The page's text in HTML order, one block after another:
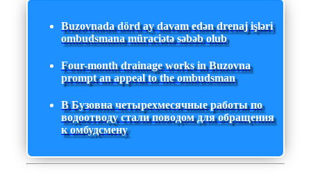
Buzovnada dörd ay davam edən drenaj işləri
ombudsmana müraciətə səbəb olub
Four-month drainage works in Buzovna
prompt an appeal to the ombudsman
В Бузовна четырехмесячные работы по
водоотводу стали поводом для обращения
к омбудсмену